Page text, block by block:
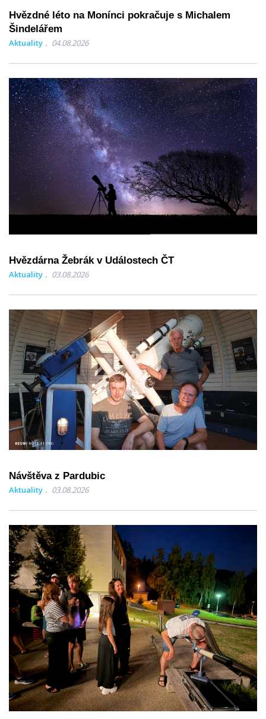
Hvězdné léto na Monínci pokračuje s Michalem
Šindelářem
Aktuality 04.08.2026
Hvězdárna Žebrák v Událostech ČT
Aktuality 03.08.2026
Návštěva z Pardubic
Aktuality 03.08.2026